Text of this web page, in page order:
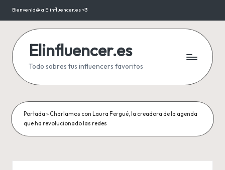
Saltar
contenido
Bienvenid@ a Elinfluencer.es <3
Elinfluencer.es
Todo sobres tus influencers favoritos
Portada » Charlamos con Laura Fergué, la creadora de la agenda
que ha revolucionado las redes